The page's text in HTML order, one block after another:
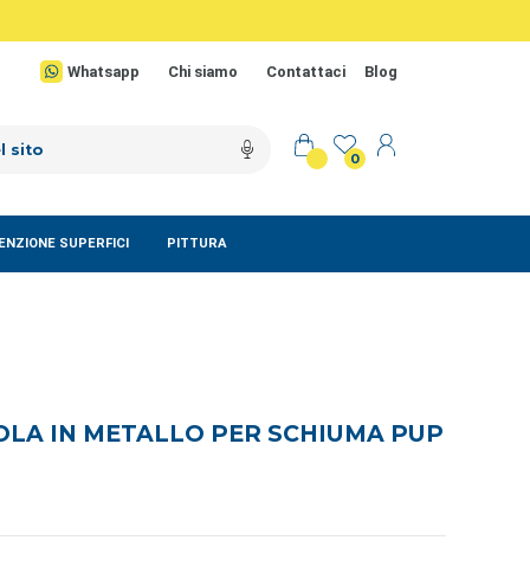
Whatsapp Chi siamo Contattaci Blog
0
SUPERFICI PITTURA
IN METALLO PER SCHIUMA PUP